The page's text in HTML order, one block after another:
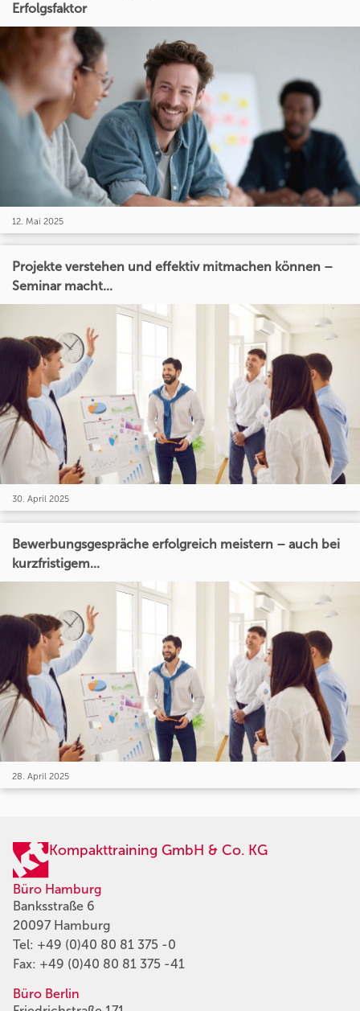
Erfolgsfaktor
12. Mai 2025
Projekte verstehen und effektiv mitmachen können –
Seminar macht...
30. April 2025
Bewerbungsgespräche erfolgreich meistern – auch bei
kurzfristigem...
28. April 2025
Kompakttraining GmbH & Co. KG
Büro Hamburg
Banksstraße 6
20097 Hamburg
Tel: +49 (0)40 80 81 375 -0
Fax: +49 (0)40 80 81 375 -41
Büro Berlin